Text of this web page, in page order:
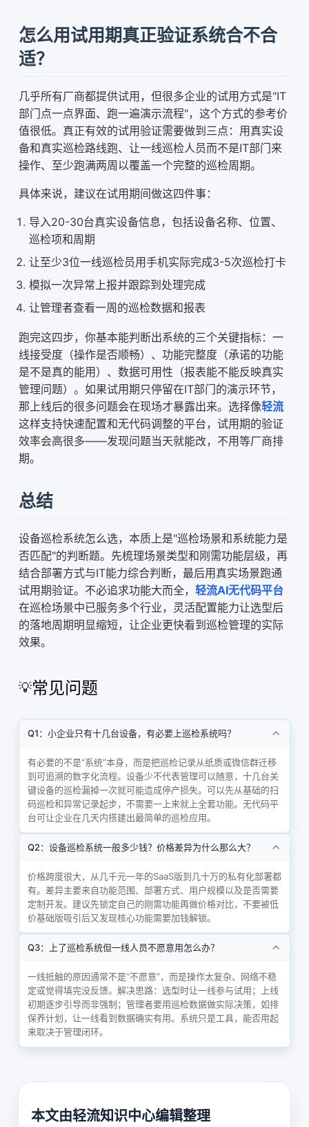
怎么用试用期真正验证系统合不合
适？
几乎所有厂商都提供试用，但很多企业的试用方式是"IT
部门点一点界面、跑一遍演示流程"，这个方式的参考价
值很低。真正有效的试用验证需要做到三点：用真实设
备和真实巡检路线跑、让一线巡检人员而不是IT部门来
操作、至少跑满两周以覆盖一个完整的巡检周期。
具体来说，建议在试用期间做这四件事：
导入20-30台真实设备信息，包括设备名称、位置、
巡检项和周期
让至少3位一线巡检员用手机实际完成3-5次巡检打卡
模拟一次异常上报并跟踪到处理完成
让管理者查看一周的巡检数据和报表
跑完这四步，你基本能判断出系统的三个关键指标：一
线接受度（操作是否顺畅）、功能完整度（承诺的功能
是不是真的能用）、数据可用性（报表能不能反映真实
管理问题）。如果试用期只停留在IT部门的演示环节，
那上线后的很多问题会在现场才暴露出来。选择像轻流
这样支持快速配置和无代码调整的平台，试用期的验证
效率会高很多——发现问题当天就能改，不用等厂商排
期。
总结
设备巡检系统怎么选，本质上是"巡检场景和系统能力是
否匹配"的判断题。先梳理场景类型和刚需功能层级，再
结合部署方式与IT能力综合判断，最后用真实场景跑通
试用期验证。不必追求功能大而全， 轻流AI无代码平台
在巡检场景中已服务多个行业，灵活配置能力让选型后
的落地周期明显缩短，让企业更快看到巡检管理的实际
效果。
常见问题
Q1：小企业只有十几台设备，有必要上巡检系统吗？
有必要的不是“系统”本身，而是把巡检记录从纸质或微信群迁移
到可追溯的数字化流程。设备少不代表管理可以随意，十几台关
键设备的巡检漏掉一次就可能造成停产损失。可以先从基础的扫
码巡检和异常记录起步，不需要一上来就上全套功能。无代码平
台可让企业在几天内搭建出最简单的巡检应用。
Q2：设备巡检系统一般多少钱？价格差异为什么那么大？
价格跨度很大，从几千元一年的SaaS版到几十万的私有化部署都
有。差异主要来自功能范围、部署方式、用户规模以及是否需要
定制开发。建议先锁定自己的刚需功能再做价格对比，不要被低
价基础版吸引后又发现核心功能需要加钱解锁。
Q3：上了巡检系统但一线人员不愿意用怎么办？
一线抵触的原因通常不是“不愿意”，而是操作太复杂、网络不稳
定或觉得填完没反馈。解决思路：选型时让一线参与试用；上线
初期逐步引导而非强制；管理者要用巡检数据做实际决策，如排
保养计划，让一线看到数据确实有用。系统只是工具，能否用起
来取决于管理闭环。
本文由轻流知识中心编辑整理